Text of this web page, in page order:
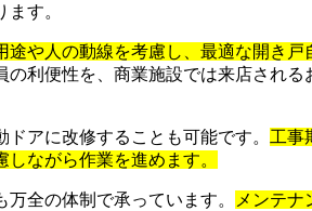
ます。
途や人の動線を考慮し、最適な開き
の利便性を、商業施設では来店され
アに改修することも可能です。 工事
ながら作業を進めます。
全の体制で承っています。
メンテ